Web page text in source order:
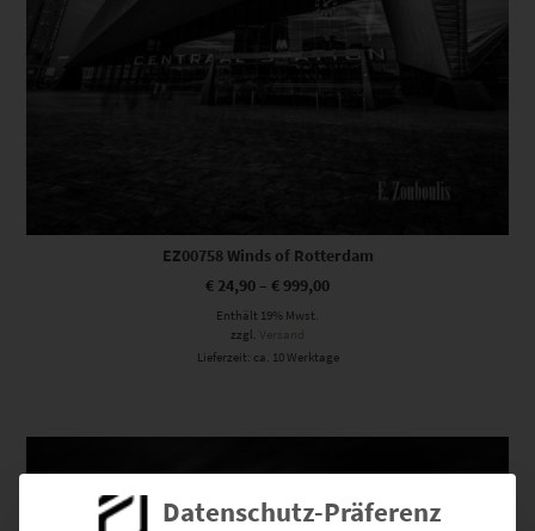
EZ00758 Winds of Rotterdam
€ 24,90 – € 999,00
Enthält 19% Mwst.
zzgl.
Versand
Lieferzeit: ca. 10 Werktage
Dieses Produkt weist mehrere Varianten auf. Die Optionen können auf der Produktseite gewählt werden
Datenschutz-Präferenz